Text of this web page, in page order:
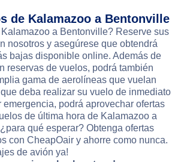
de Kalamazoo a Bentonville
a Bentonville? Reserve sus
nosotros y asegúrese que obtendrá
bajas disponible online. Además de
reservas de vuelos, podrá también
gama de aerolíneas que vuelan
deba realizar su vuelo de inmediato
podrá aprovechar ofertas
de última hora de Kalamazoo a
qué esperar? Obtenga ofertas
con CheapOair y ahorre como nunca.
de avión ya!